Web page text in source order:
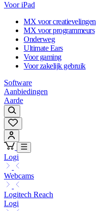
Voor iPad
MX voor creatievelingen
MX voor programmeurs
Onderweg
Ultimate Ears
Voor gaming
Voor zakelijk gebruik
Software
Aanbiedingen
Aarde
Logi
Webcams
Logitech Reach
Logi